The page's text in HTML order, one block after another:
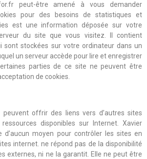
peut-être amené à vous demander
pour des besoins de statistiques et
est une information déposée sur votre
du site que vous visitez. Il contient
sont stockées sur votre ordinateur dans un
un serveur accède pour lire et enregistrer
parties de ce site ne peuvent être
de cookies.
offrir des liens vers d’autres sites
disponibles sur Internet. Xavier
d’aucun moyen pour contrôler les sites en
internet. ne répond pas de la disponibilité
externes, ni ne la garantit. Elle ne peut être